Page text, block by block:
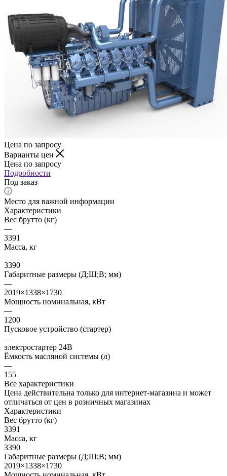
Цена по запросу
Варианты цен
Цена по запросу
Подробности
Под заказ
Место для важной информации
Характеристики
Вес брутто (кг)
—
3391
Масса, кг
—
3390
Габаритные размеры (Д;Ш;В; мм)
—
2019×1338×1730
Мощность номинальная, кВт
—
1200
Пусковое устройство (стартер)
—
электростартер 24В
Ёмкость масляной системы (л)
—
155
Все характеристики
Цена действительна только для интернет-магазина и может
отличаться от цен в розничных магазинах
Характеристики
Вес брутто (кг)
3391
Масса, кг
3390
Габаритные размеры (Д;Ш;В; мм)
2019×1338×1730